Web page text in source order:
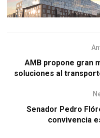
AMB propone gran
soluciones al
Senador Pedro
convivencia